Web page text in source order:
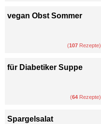
vegan Obst Sommer
(107 Rezepte)
für Diabetiker Suppe
(64 Rezepte)
Spargelsalat